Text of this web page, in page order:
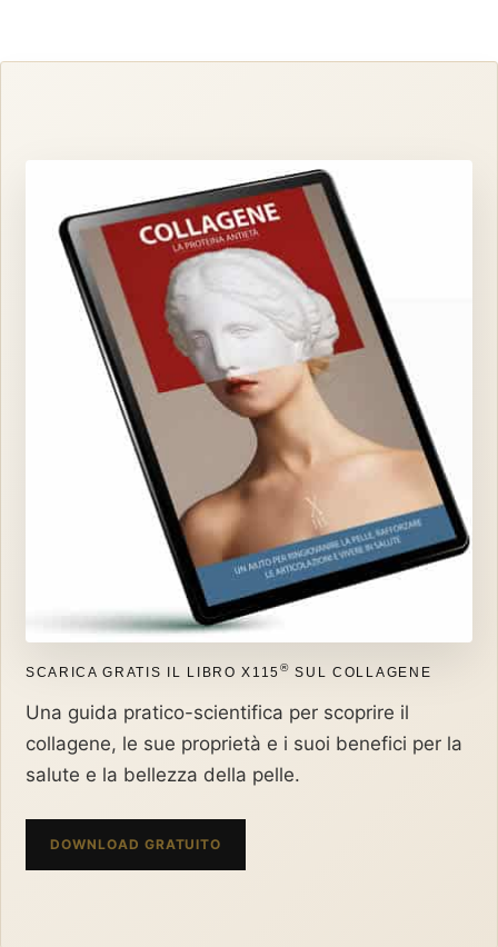
SCARICA GRATIS IL LIBRO X115® SUL COLLAGENE
Una guida pratico-scientifica per scoprire il
collagene, le sue proprietà e i suoi benefici per la
salute e la bellezza della pelle.
DOWNLOAD GRATUITO